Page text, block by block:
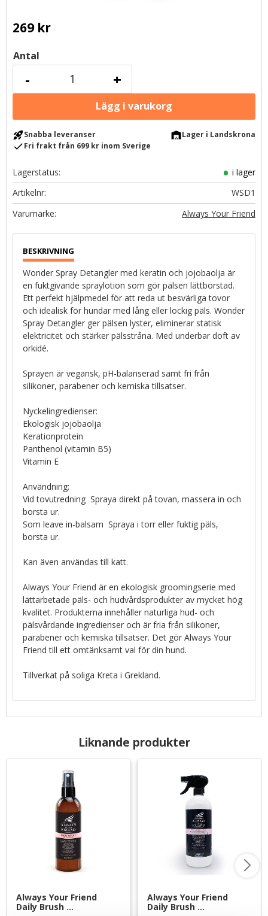
269kr
Antal
+
-
rocket_launchSnabba leveranser warehouseLager i Landskrona
checkFri frakt från 699 kr inom Sverige
Lagerstatus
i lager
Artikelnr
WSD1
Always Your Friend
Wonder Spray Detangler med keratin och jojobaolja är
en fuktgivande spraylotion som gör pälsen lättborstad.
Ett perfekt hjälpmedel för att reda ut besvärliga tovor
och idealisk för hundar med lång eller lockig päls. Wonder
Spray Detangler ger pälsen lyster, eliminerar statisk
elektricitet och stärker pälsstråna. Med underbar doft av
orkidé.
Sprayen är vegansk, pH-balanserad samt fri från
silikoner, parabener och kemiska tillsatser.
Nyckelingredienser:
Ekologisk jojobaolja
Kerationprotein
Panthenol (vitamin B5)
Vitamin E
Användning:
Vid tovutredning  Spraya direkt på tovan, massera in och
borsta ur.
Som leave in-balsam  Spraya i torr eller fuktig päls,
borsta ur.
Kan även användas till katt.
Always Your Friend är en ekologisk groomingserie med
lättarbetade päls- och hudvårdsprodukter av mycket hög
kvalitet. Produkterna innehåller naturliga hud- och
pälsvårdande ingredienser och är fria från silikoner,
parabener och kemiska tillsatser. Det gör Always Your
Friend till ett omtänksamt val för din hund.
Tillverkat på soliga Kreta i Grekland.
Liknande produkter
Always Your Friend
Daily Brush
Always Your Friend
Daily Brush